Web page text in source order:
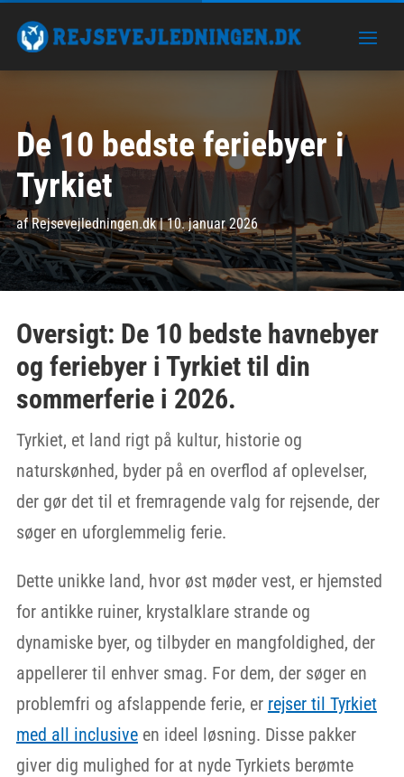
De 10 bedste feriebyer i
Tyrkiet
afRejsevejledningen.dk|10. januar 2026
Oversigt: De 10 bedste havnebyer
og feriebyer i Tyrkiet til din
sommerferie i 2026.
Tyrkiet, et land rigt på kultur, historie og
naturskønhed, byder på en overflod af oplevelser,
der gør det til et fremragende valg for rejsende, der
søger en uforglemmelig ferie.
Dette unikke land, hvor øst møder vest, er hjemsted
for antikke ruiner, krystalklare strande og
dynamiske byer, og tilbyder en mangfoldighed, der
appellerer til enhver smag. For dem, der søger en
problemfri og afslappende ferie, er rejser til Tyrkiet
med all inclusiveen ideel løsning. Disse pakker
giver dig mulighed for at nyde Tyrkiets berømte